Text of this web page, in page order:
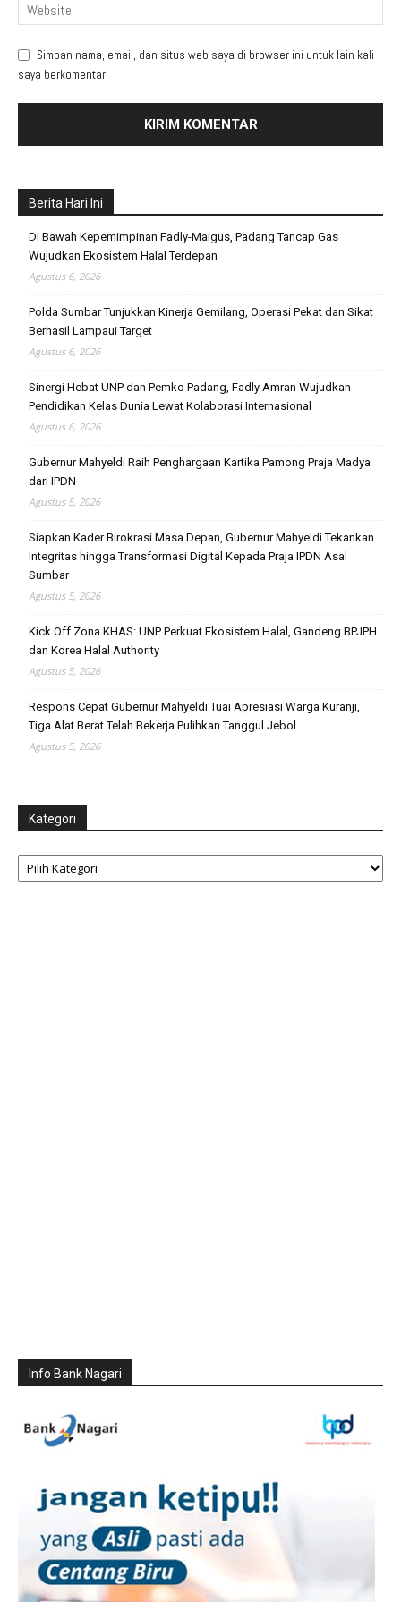
Simpan nama, email, dan situs web saya di browser ini untuk lain kali
saya berkomentar.
Berita Hari Ini
Di Bawah Kepemimpinan Fadly-Maigus, Padang Tancap Gas
Wujudkan Ekosistem Halal Terdepan
Agustus 6, 2026
Polda Sumbar Tunjukkan Kinerja Gemilang, Operasi Pekat dan Sikat
Berhasil Lampaui Target
Agustus 6, 2026
Sinergi Hebat UNP dan Pemko Padang, Fadly Amran Wujudkan
Pendidikan Kelas Dunia Lewat Kolaborasi Internasional
Agustus 6, 2026
Gubernur Mahyeldi Raih Penghargaan Kartika Pamong Praja Madya
dari IPDN
Agustus 5, 2026
Siapkan Kader Birokrasi Masa Depan, Gubernur Mahyeldi Tekankan
Integritas hingga Transformasi Digital Kepada Praja IPDN Asal
Sumbar
Agustus 5, 2026
Kick Off Zona KHAS: UNP Perkuat Ekosistem Halal, Gandeng BPJPH
dan Korea Halal Authority
Agustus 5, 2026
Respons Cepat Gubernur Mahyeldi Tuai Apresiasi Warga Kuranji,
Tiga Alat Berat Telah Bekerja Pulihkan Tanggul Jebol
Agustus 5, 2026
Kategori
Kategori
Info Bank Nagari